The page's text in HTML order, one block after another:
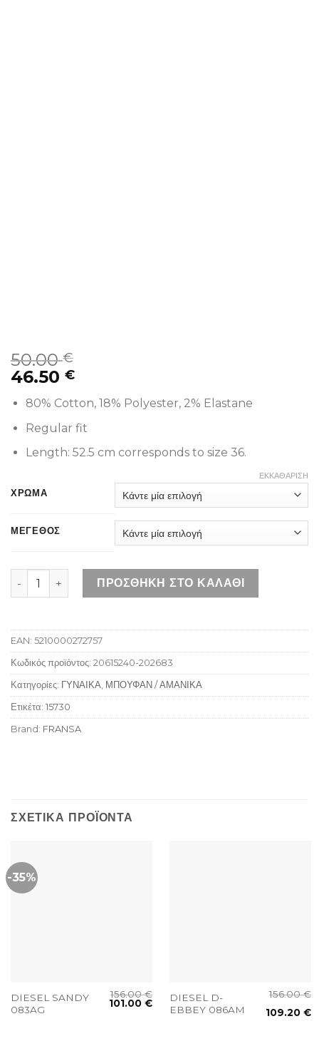
50.00€
46.50 €
80% Cotton, 18% Polyester, 2% Elastane
Regular fit
Length: 52.5 cm corresponds to size 36.
ΧΡΩΜΑ
ΜΕΓΕΘΟΣ
ΕΚΚΑΘΆΡΙΣΗ
FRANSA FXDENIMA LIGHT BLUE DENIM ποσότητα
ΠΡΟΣΘΉΚΗ ΣΤΟ ΚΑΛΆΘΙ
EAN: 5210000272757
Κωδικός προϊόντος: 20615240-202683
Κατηγορίες: ΓΥΝΑΙΚΑ, ΜΠΟΥΦΑΝ / ΑΜΑΝΙΚΑ
Ετικέτα: 15730
Brand: FRANSA
ΣΧΕΤΙΚΆ ΠΡΟΪΌΝΤΑ
-35%
DIESEL SANDY
083AG
156.00€
101.00€
DIESEL D-
EBBEY 086AM
156.00€
109.20€